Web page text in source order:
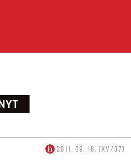
2011. 09. 16. (XV/37)